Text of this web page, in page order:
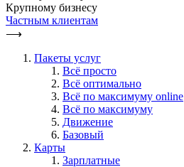
Крупному бизнесу
Частным клиентам
⟶
Пакеты услуг
Всё просто
Всё оптимально
Всё по максимуму online
Всё по максимуму
Движение
Базовый
Карты
Зарплатные